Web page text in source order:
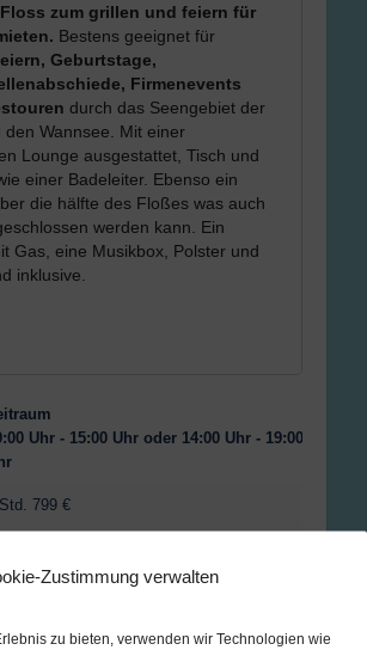
Zustimmung verwalten
zu bieten, verwenden wir Technologien wie
zum grillen und feiern für
Bestens geeignet für
Geburtstage,
Firmenevents
durch das Seengebiet der
den Wannsee. Mit einer
Lounge ausgestattet, Tisch und
einer Badeleiter. Ebenso ein
die hälfte des Floßes was auch
werden kann. Ein
Gas, eine Musikbox, Polster und
inklusive.
Uhr - 15:00 Uhr oder 14:00 Uhr - 19:00
799 €